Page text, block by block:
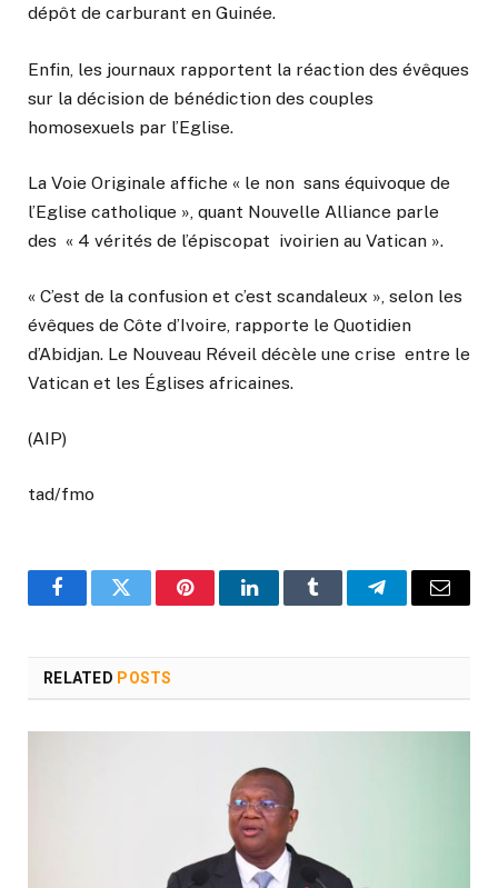
dépôt de carburant en Guinée.
Enfin, les journaux rapportent la réaction des évêques
sur la décision de bénédiction des couples
homosexuels par l’Eglise.
La Voie Originale affiche « le non sans équivoque de
l’Eglise catholique », quant Nouvelle Alliance parle
des « 4 vérités de l’épiscopat ivoirien au Vatican ».
« C’est de la confusion et c’est scandaleux », selon les
évêques de Côte d’Ivoire, rapporte le Quotidien
d’Abidjan. Le Nouveau Réveil décèle une crise entre le
Vatican et les Églises africaines.
(AIP)
tad/fmo
FacebookTwitter PinterestLinkedInTumblr TelegramEmail
RELATED POSTS